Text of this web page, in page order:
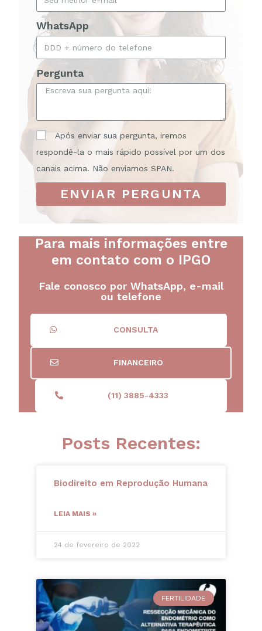
WhatsApp
Pergunta
Após enviar sua pergunta, iremos
respondê-la o mais rápido possível por um dos
canais acima. Não enviamos SPAN.
ENVIAR PERGUNTA
Para mais informações entre
em contato com o IPGO
Fale conosco por WhatsApp, e-mail
ou telefone
CONSULTA
FINANCEIRO
(11) 3885-4333
Posts Recentes:
Biodireito em Reprodução Humana
LEIA MAIS »
24 de fevereiro de 2022
FERTILIDADE